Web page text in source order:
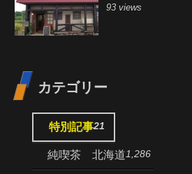
93 views
カテゴリー
特別記事21
純喫茶 北海道1,286